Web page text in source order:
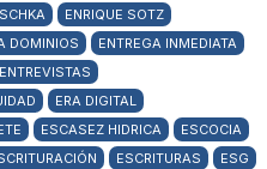
ENRIQUE SOTZ
DOMINIOS
ENTREGA INMEDIATA
ENTREVISTAS
ERA DIGITAL
ESCASEZ HIDRICA
ESCOCIA
ESCRITURAS
ESG